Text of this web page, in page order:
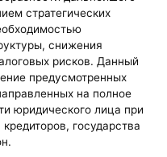
стратегических
снижения
рисков. Данный
предусмотренных
на полное
юридического лица при
государства